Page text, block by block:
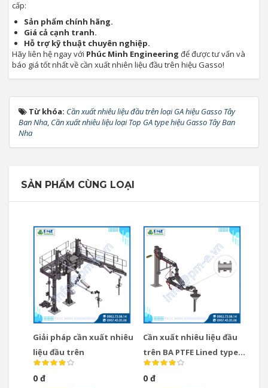
cấp:
Sản phẩm chính hãng.
Giá cả cạnh tranh.
Hỗ trợ kỹ thuật chuyên nghiệp.
Hãy liên hệ ngay với Phúc Minh Engineering để được tư vấn và
báo giá tốt nhất về cần xuất nhiên liệu đầu trên hiệu Gasso!
Từ khóa: Cần xuất nhiêu liệu đầu trên loại GA hiệu Gasso Tây
Ban Nha, Cần xuất nhiêu liệu loại Top GA type hiệu Gasso Tây Ban
Nha
SẢN PHẨM CÙNG LOẠI
Giải pháp cần xuất nhiêu
liệu đầu trên
0 đ
Cần xuất nhiêu liệu đầu
trên BA PTFE Lined type
Gasso Tây Ban Nha / Cần
xuất nhiêu liệu loại Top
0 đ